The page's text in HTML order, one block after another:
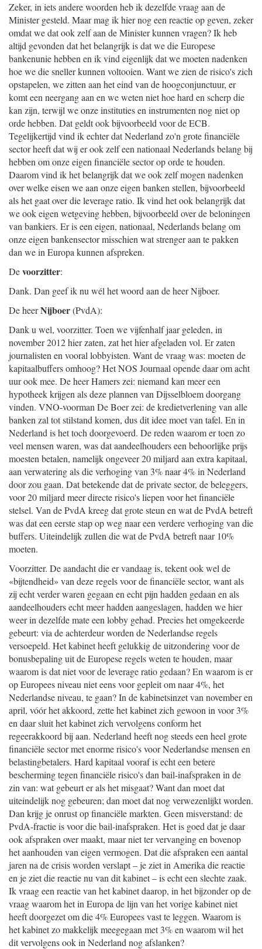
Zeker, in iets andere woorden heb ik dezelfde vraag aan de
Minister gesteld. Maar mag ik hier nog een reactie op geven, zeker
omdat we dat ook zelf aan de Minister kunnen vragen? Ik heb
altijd gevonden dat het belangrijk is dat we die Europese
bankenunie hebben en ik vind eigenlijk dat we moeten nadenken
hoe we die sneller kunnen voltooien. Want we zien de risico's zich
opstapelen, we zitten aan het eind van de hoogconjunctuur, er
komt een neergang aan en we weten niet hoe hard en scherp die
kan zijn, terwijl we onze instituties en instrumenten nog niet op
orde hebben. Dat geldt ook bijvoorbeeld voor de ECB.
Tegelijkertijd vind ik echter dat Nederland zo'n grote financiële
sector heeft dat wij er ook zelf een nationaal Nederlands belang bij
hebben om onze eigen financiële sector op orde te houden.
Daarom vind ik het belangrijk dat we ook zelf mogen nadenken
over welke eisen we aan onze eigen banken stellen, bijvoorbeeld
als het gaat over die leverage ratio. Ik vind het ook belangrijk dat
we ook eigen wetgeving hebben, bijvoorbeeld over de beloningen
van bankiers. Er is een eigen, nationaal, Nederlands belang om
onze eigen bankensector misschien wat strenger aan te pakken
dan we in Europa kunnen afspreken.
Devoorzitter:
Dank. Dan geef ik nu wél het woord aan de heer Nijboer.
De heerNijboer(PvdA):
Dank u wel, voorzitter. Toen we vijfenhalf jaar geleden, in
november 2012 hier zaten, zat het hier afgeladen vol. Er zaten
journalisten en vooral lobbyisten. Want de vraag was: moeten de
kapitaalbuffers omhoog? Het NOS Journaal opende daar om acht
uur ook mee. De heer Hamers zei: niemand kan meer een
hypotheek krijgen als deze plannen van Dijsselbloem doorgang
vinden. VNO-voorman De Boer zei: de kredietverlening van alle
banken zal tot stilstand komen, dus dit idee moet van tafel. En in
Nederland is het toch doorgevoerd. De reden waarom er toen zo
veel mensen waren, was dat aandeelhouders een behoorlijke prijs
moesten betalen, namelijk ongeveer 20 miljard aan extra kapitaal,
aan verwatering als die verhoging van 3% naar 4% in Nederland
door zou gaan. Dat betekende dat de private sector, de beleggers,
voor 20 miljard meer directe risico's liepen voor het financiële
stelsel. Van de PvdA kreeg dat grote steun en wat de PvdA betreft
was dat een eerste stap op weg naar een verdere verhoging van die
buffers. Uiteindelijk zullen die wat de PvdA betreft naar 10%
moeten.
Voorzitter. De aandacht die er vandaag is, tekent ook wel de
«bijtendheid» van deze regels voor de financiële sector, want als
zij echt verder waren gegaan en echt pijn hadden gedaan en als
aandeelhouders echt meer hadden aangeslagen, hadden we hier
weer in dezelfde mate een lobby gehad. Precies het omgekeerde
gebeurt: via de achterdeur worden de Nederlandse regels
versoepeld. Het kabinet heeft gelukkig de uitzondering voor de
bonusbepaling uit de Europese regels weten te houden, maar
waarom is dat niet voor de leverage ratio gedaan? En waarom is er
op Europees niveau niet eens voor gepleit om naar 4%, het
Nederlandse niveau, te gaan? In de kabinetsinzet van november en
april, vóór het akkoord, zette het kabinet zich gewoon in voor 3%
en daar sluit het kabinet zich vervolgens conform het
regeerakkoord bij aan. Nederland heeft nog steeds een heel grote
financiële sector met enorme risico's voor Nederlandse mensen en
belastingbetalers. Hard kapitaal vooraf is echt een betere
bescherming tegen financiële risico's dan bail-inafspraken in de
zin van: wat gebeurt er als het misgaat? Want dan moet dat
uiteindelijk nog gebeuren; dan moet dat nog verwezenlijkt worden.
Dan krijg je onrust op financiële markten. Geen misverstand: de
PvdA-fractie is voor die bail-inafspraken. Het is goed dat je daar
ook afspraken over maakt, maar niet ter vervanging en bovenop
het aanhouden van eigen vermogen. Dat die afspraken een aantal
jaren na de crisis worden verslapt – je ziet in Amerika die reactie
en je ziet die reactie nu van dit kabinet – is echt een slechte zaak.
Ik vraag een reactie van het kabinet daarop, in het bijzonder op de
vraag waarom het in Europa de lijn van het vorige kabinet niet
heeft doorgezet om die 4% Europees vast te leggen. Waarom is
het kabinet zo makkelijk meegegaan met 3% en waarom wil het
dit vervolgens ook in Nederland nog afslanken?